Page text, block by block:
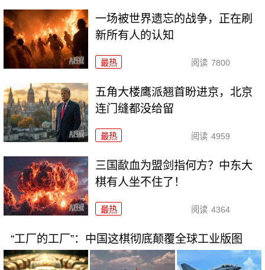
一场被世界遗忘的战争，正在刷
新所有人的认知
最热 阅读 7800
五角大楼鹰派翘首盼进京，北京
连门缝都没给留
最热 阅读 4959
三国歃血为盟剑指何方？中东大
棋有人坐不住了！
最热 阅读 4364
“工厂的工厂”：中国这棋彻底颠覆全球工业版图